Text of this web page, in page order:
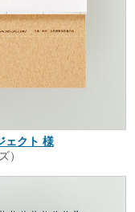
ェクト 様
）